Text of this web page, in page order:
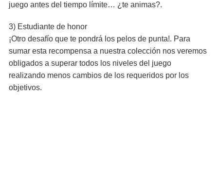
juego antes del tiempo límite… ¿te animas?.
3) Estudiante de honor
¡Otro desafío que te pondrá los pelos de punta!. Para
sumar esta recompensa a nuestra colección nos veremos
obligados a superar todos los niveles del juego
realizando menos cambios de los requeridos por los
objetivos.